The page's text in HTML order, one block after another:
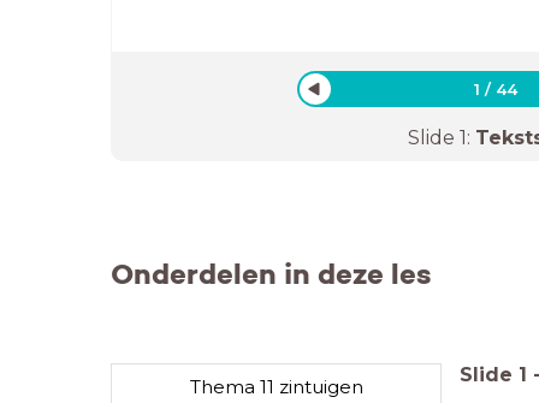
1 / 44
Slide 1:
Onderdelen in deze les
Thema 11 zintuigen
Slide 1 -